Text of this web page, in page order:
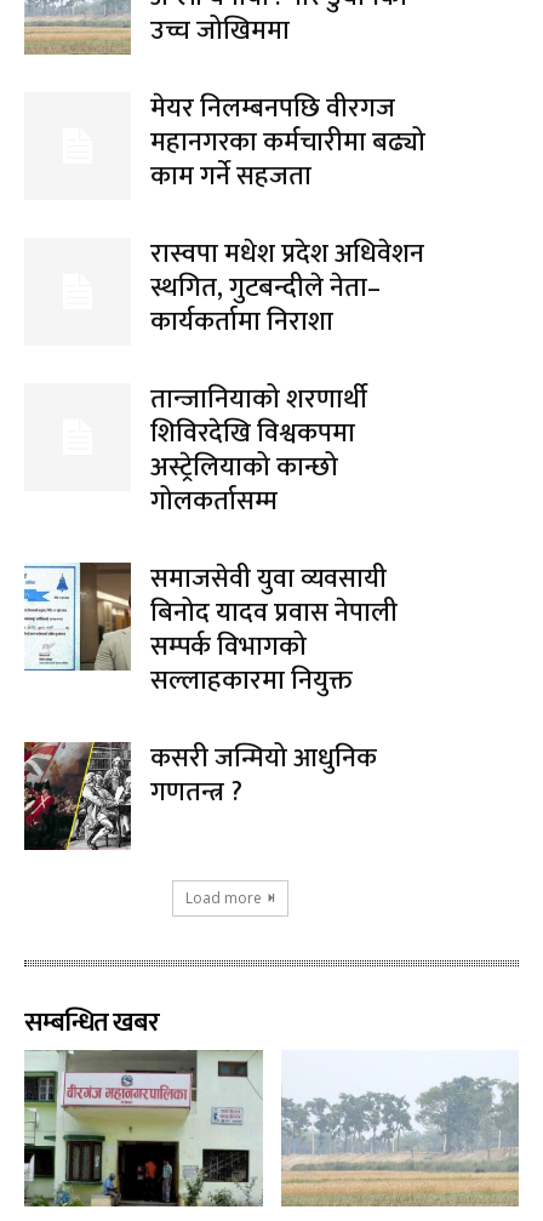
उच्च जोखिममा
मेयर निलम्बनपछि वीरगज
महानगरका कर्मचारीमा बढ्यो
काम गर्ने सहजता
रास्वपा मधेश प्रदेश अधिवेशन
स्थगित, गुटबन्दीले नेता–
कार्यकर्तामा निराशा
तान्जानियाको शरणार्थी
शिविरदेखि विश्वकपमा
अस्ट्रेलियाको कान्छो
गोलकर्तासम्म
समाजसेवी युवा व्यवसायी
बिनोद यादव प्रवास नेपाली
सम्पर्क विभागको
सल्लाहकारमा नियुक्त
कसरी जन्मियो आधुनिक
गणतन्त्र ?
Load more
सम्बन्धित खबर